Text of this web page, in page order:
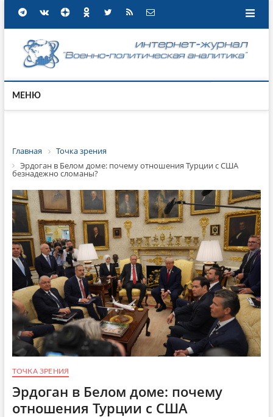
МЕНЮ
Главная
Точка зрения
Эрдоган в Белом доме: почему отношения Турции с США
безнадежно сломаны?
ТОЧКА ЗРЕНИЯ
Эрдоган в Белом доме: почему
отношения Турции с США